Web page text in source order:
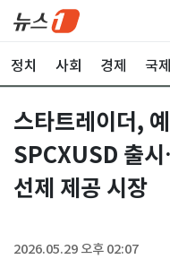
정치 사회 경제 국제
스타트레이더,
SPCXUSD 출
선제 제공 시장
2026.05.29 오후 02:07